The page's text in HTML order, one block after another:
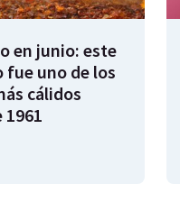
en junio: este
fue uno de los
cálidos
1961